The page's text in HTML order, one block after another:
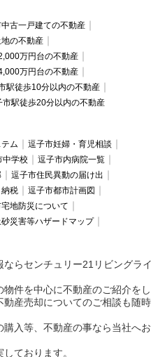
古一戸建ての不動産
の不動産
万円台の不動産
万円台の不動産
駅徒歩10分以内の不動産
市駅徒歩20分以内の不動産
ム
逗子市妊婦・育児相談
中学校
逗子市内病院一覧
逗子市住民異動の届け出
税
逗子市都市計画図
地防災について
災害等ハザードマップ
らセンチュリー21リビングライ
件を中心に不動産のご紹介をし
産売却についてのご相談も随時
入等、不動産の事なら当社へお
ております。